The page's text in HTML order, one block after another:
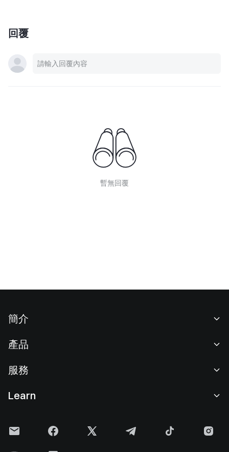
回覆
暫無回覆
簡介
新聞中心
產品
現貨交易
理財中心
服務
Learn
Gate 快訊